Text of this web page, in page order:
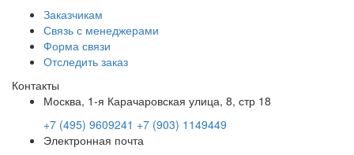
Заказчикам
Связь с менеджерами
Форма связи
Отследить заказ
Контакты
Москва, 1-я Карачаровская улица, 8, стр 18
+7 (495) 9609241 +7 (903) 1149449
Электронная почта